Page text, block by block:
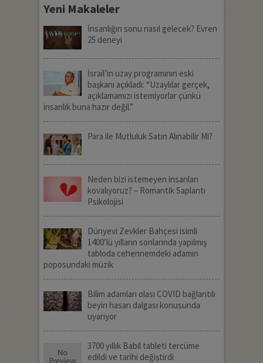
Yeni Makaleler
İnsanlığın sonu nasıl gelecek? Evren
25 deneyi
İsrail’in uzay programının eski
başkanı açıkladı: “Uzaylılar gerçek,
açıklamamızı istemiyorlar çünkü
insanlık buna hazır değil.”
Para ile Mutluluk Satın Alınabilir Mi?
Neden bizi istemeyen insanları
kovalıyoruz? – Romantik Saplantı
Psikolojisi
Dünyevi Zevkler Bahçesi isimli
1400’lü yılların sonlarında yapılmış
tabloda cehennemdeki adamın
poposundaki müzik
Bilim adamları olası COVID bağlantılı
beyin hasarı dalgası konusunda
uyarıyor
3700 yıllık Babil tableti tercüme
edildi ve tarihi değiştirdi